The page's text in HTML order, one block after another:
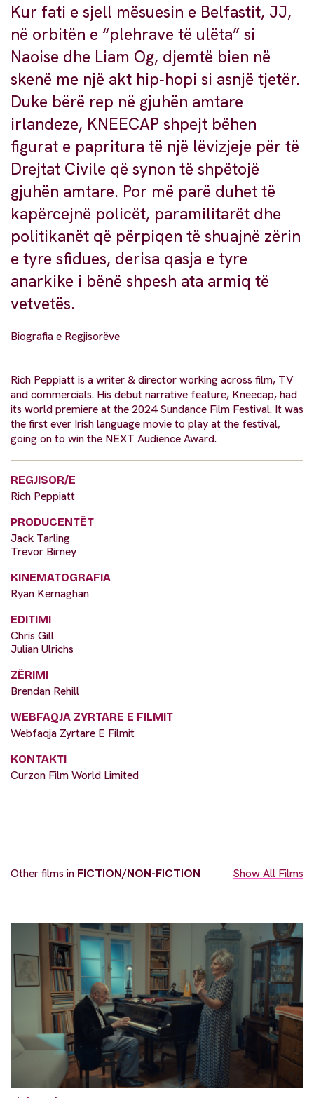
Kur fati e sjell mësuesin e Belfastit, JJ,
në orbitën e “plehrave të ulëta” si
Naoise dhe Liam Og, djemtë bien në
skenë me një akt hip‑hopi si asnjë tjetër.
Duke bërë rep në gjuhën amtare
irlandeze, KNEECAP shpejt bëhen
figurat e papritura të një lëvizjeje për të
Drejtat Civile që synon të shpëtojë
gjuhën amtare. Por më parë duhet të
kapërcejnë policët, paramilitarët dhe
politikanët që përpiqen të shuajnë zërin
e tyre sfidues, derisa qasja e tyre
anarkike i bënë shpesh ata armiq të
vetvetës.
Biografia e Regjisorëve
Rich Peppiatt is a writer & director working across film, TV
and commercials. His debut narrative feature, Kneecap, had
its world premiere at the 2024 Sundance Film Festival. It was
the first ever Irish language movie to play at the festival,
going on to win the NEXT Audience Award.
REGJISOR/E
Rich Peppiatt
PRODUCENTËT
Jack Tarling
Trevor Birney
KINEMATOGRAFIA
Ryan Kernaghan
EDITIMI
Chris Gill
Julian Ulrichs
ZËRIMI
Brendan Rehill
WEBFAQJA ZYRTARE E FILMIT
Webfaqja Zyrtare E Filmit
KONTAKTI
Curzon Film World Limited
Other films in FICTION/NON-FICTION Show All Films